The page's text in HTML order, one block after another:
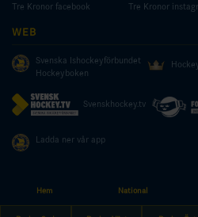
Hem National
Tre Kronor facebook
Tre Kronor
WEB
Svenska Ishockeyförbundet
Hockeyboken
Svenskhockey.tv
Ladda ner vår app